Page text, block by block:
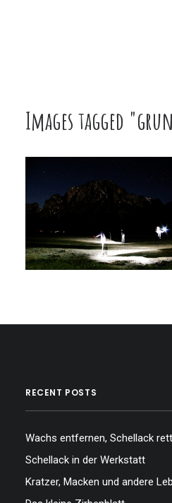
Images tagged
RECENT POSTS
Wachs entfernen, Schellack
Schellack in der Werkstatt
Kratzer, Macken und andere